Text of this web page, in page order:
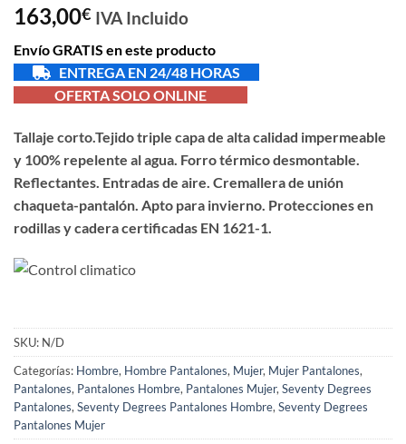
Valorado
con5de 5
1
valoración
de un
cliente
163,00€ IVA Incluido
Envío GRATIS en este producto
ENTREGA EN 24/48 HORAS
OFERTA SOLO ONLINE
Tallaje corto.Tejido triple capa de alta calidad impermeable
y 100% repelente al agua. Forro térmico desmontable.
Reflectantes. Entradas de aire. Cremallera de unión
chaqueta-pantalón. Apto para invierno. Protecciones en
rodillas y cadera certificadas EN 1621-1.
SKU: N/D
Categorías: Hombre, Hombre Pantalones, Mujer, Mujer Pantalones,
Pantalones, Pantalones Hombre, Pantalones Mujer,Seventy Degrees
Pantalones,Seventy Degrees Pantalones Hombre,Seventy Degrees
Pantalones Mujer